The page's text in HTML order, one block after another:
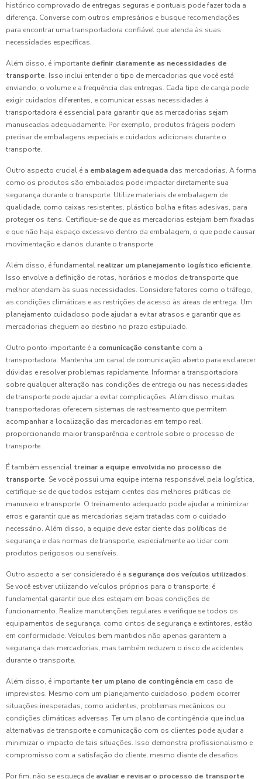
histórico comprovado de entregas seguras e pontuais pode fazer toda a
diferença. Converse com outros empresários e busque recomendações
para encontrar uma transportadora confiável que atenda às suas
necessidades específicas.
Além disso, é importante definir claramente as necessidades de
transporte. Isso inclui entender o tipo de mercadorias que você está
enviando, o volume e a frequência das entregas. Cada tipo de carga pode
exigir cuidados diferentes, e comunicar essas necessidades à
transportadora é essencial para garantir que as mercadorias sejam
manuseadas adequadamente. Por exemplo, produtos frágeis podem
precisar de embalagens especiais e cuidados adicionais durante o
transporte.
Outro aspecto crucial é a embalagem adequada das mercadorias. A forma
como os produtos são embalados pode impactar diretamente sua
segurança durante o transporte. Utilize materiais de embalagem de
qualidade, como caixas resistentes, plástico bolha e fitas adesivas, para
proteger os itens. Certifique-se de que as mercadorias estejam bem fixadas
e que não haja espaço excessivo dentro da embalagem, o que pode causar
movimentação e danos durante o transporte.
Além disso, é fundamental realizar um planejamento logístico eficiente.
Isso envolve a definição de rotas, horários e modos de transporte que
melhor atendam às suas necessidades. Considere fatores como o tráfego,
as condições climáticas e as restrições de acesso às áreas de entrega. Um
planejamento cuidadoso pode ajudar a evitar atrasos e garantir que as
mercadorias cheguem ao destino no prazo estipulado.
Outro ponto importante é a comunicação constante com a
transportadora. Mantenha um canal de comunicação aberto para esclarecer
dúvidas e resolver problemas rapidamente. Informar a transportadora
sobre qualquer alteração nas condições de entrega ou nas necessidades
de transporte pode ajudar a evitar complicações. Além disso, muitas
transportadoras oferecem sistemas de rastreamento que permitem
acompanhar a localização das mercadorias em tempo real,
proporcionando maior transparência e controle sobre o processo de
transporte.
É também essencial treinar a equipe envolvida no processo de
transporte. Se você possui uma equipe interna responsável pela logística,
certifique-se de que todos estejam cientes das melhores práticas de
manuseio e transporte. O treinamento adequado pode ajudar a minimizar
erros e garantir que as mercadorias sejam tratadas com o cuidado
necessário. Além disso, a equipe deve estar ciente das políticas de
segurança e das normas de transporte, especialmente ao lidar com
produtos perigosos ou sensíveis.
Outro aspecto a ser considerado é a segurança dos veículos utilizados.
Se você estiver utilizando veículos próprios para o transporte, é
fundamental garantir que eles estejam em boas condições de
funcionamento. Realize manutenções regulares e verifique se todos os
equipamentos de segurança, como cintos de segurança e extintores, estão
em conformidade. Veículos bem mantidos não apenas garantem a
segurança das mercadorias, mas também reduzem o risco de acidentes
durante o transporte.
Além disso, é importante ter um plano de contingência em caso de
imprevistos. Mesmo com um planejamento cuidadoso, podem ocorrer
situações inesperadas, como acidentes, problemas mecânicos ou
condições climáticas adversas. Ter um plano de contingência que inclua
alternativas de transporte e comunicação com os clientes pode ajudar a
minimizar o impacto de tais situações. Isso demonstra profissionalismo e
compromisso com a satisfação do cliente, mesmo diante de desafios.
Por fim, não se esqueça de avaliar e revisar o processo de transporte